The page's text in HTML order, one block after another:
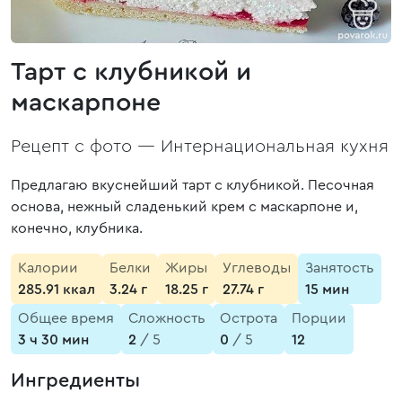
Тарт с клубникой и
маскарпоне
Рецепт с фото — Интернациональная кухня
Предлагаю вкуснейший тарт с клубникой. Песочная
основа, нежный сладенький крем с маскарпоне и,
конечно, клубника.
Калории
285.91 ккал
Белки
3.24 г
Жиры
18.25 г
Углеводы
27.74 г
Занятость
15 мин
Общее время
3 ч 30 мин
Сложность
2 / 5
Острота
0 / 5
Порции
12
Ингредиенты